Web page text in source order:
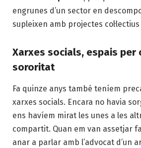
engrunes d’un sector en
supleixen amb projectes
Xarxes socials, espais per
sororitat
Fa quinze anys també teníem
xarxes socials. Encara no havia
ens havíem mirat les unes a les
compartit. Quan em van assetjar
anar a parlar amb l’advocat d’un